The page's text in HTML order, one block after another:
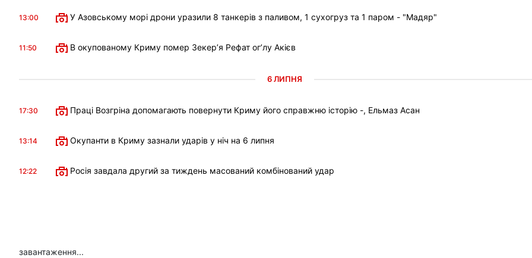
13:00 У Азовському морі дрони уразили 8 танкерів з паливом, 1 сухогруз та 1 паром - "Мадяр"
11:50 В окупованому Криму помер Зекерʼя Рефат огʼлу Акієв
6 ЛИПНЯ
17:30 Праці Возгріна допомагають повернути Криму його справжню історію -, Ельмаз Асан
13:14 Окупанти в Криму зазнали ударів у ніч на 6 липня
12:22 Росія завдала другий за тиждень масований комбінований удар
завантаження...